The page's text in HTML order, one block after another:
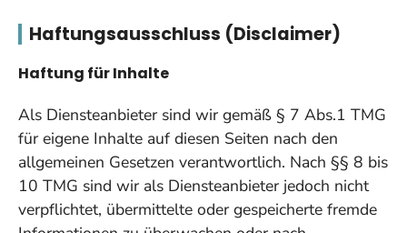
Haftungsausschluss (Disclaimer)
Haftung für Inhalte
Als Diensteanbieter sind wir gemäß § 7 Abs.1 TMG
für eigene Inhalte auf diesen Seiten nach den
allgemeinen Gesetzen verantwortlich. Nach §§ 8 bis
10 TMG sind wir als Diensteanbieter jedoch nicht
verpflichtet, übermittelte oder gespeicherte fremde